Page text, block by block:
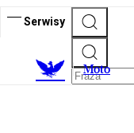
Serwisy
Moto